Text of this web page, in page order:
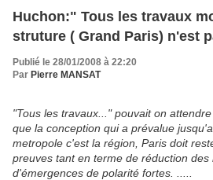
Huchon:" Tous les travaux
struture ( Grand Paris) n'est
Publié le 28/01/2008 à 22:20
Par Pierre MANSAT
"Tous les travaux..." pouvait on
que la conception qui a prévalue
metropole c'est la région, Paris doit
preuves tant en terme de réduction
d'émergences de polarité fortes. .....